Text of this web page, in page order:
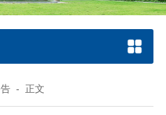
- 正文